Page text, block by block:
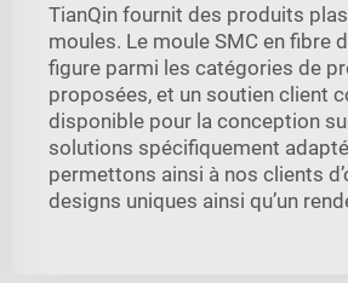
TianQin fournit des produits
moules. Le moule SMC en fibre
figure parmi les catégories de
proposées, et un soutien client
disponible pour la conception
solutions spécifiquement
permettons ainsi à nos clients
designs uniques ainsi qu’un